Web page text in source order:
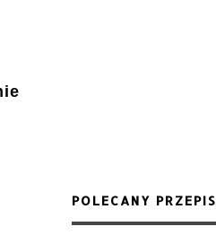
POLECANY PRZEPIS